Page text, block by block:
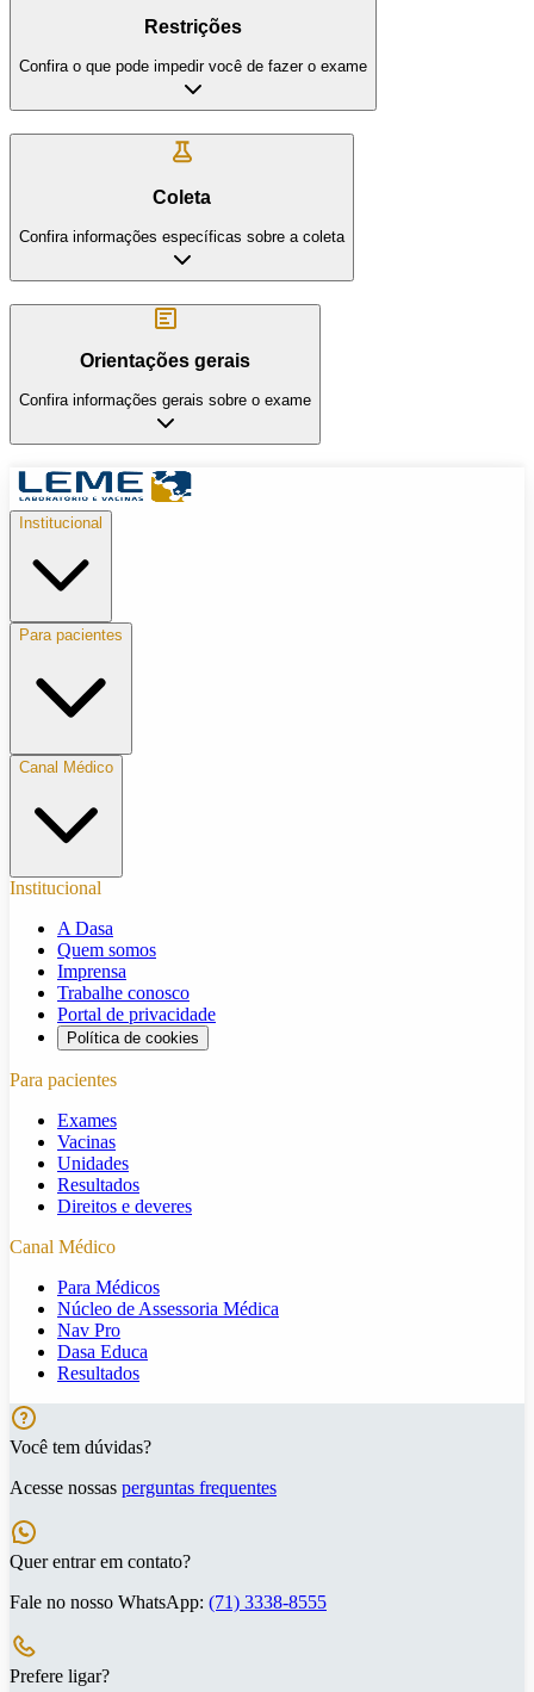
Restrições
Confira o que pode impedir você de fazer o exame
Coleta
Confira informações específicas sobre a coleta
Orientações gerais
Confira informações gerais sobre o exame
Institucional
Para pacientes
Canal Médico
Institucional
A Dasa
Quem somos
Imprensa
Trabalhe conosco
Portal de privacidade
Política de cookies
Para pacientes
Exames
Vacinas
Unidades
Resultados
Direitos e deveres
Canal Médico
Para Médicos
Núcleo de Assessoria Médica
Nav Pro
Dasa Educa
Resultados
Você tem dúvidas?
Acesse nossas perguntas frequentes
Quer entrar em contato?
Fale no nosso WhatsApp: (71) 3338-8555
Prefere ligar?